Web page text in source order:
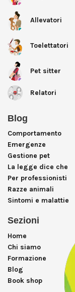
Allevatori
Toelettatori
Pet sitter
Relatori
Blog
Comportamento
Emergenze
Gestione pet
La legge dice che
Per professionisti
Razze animali
Sintomi e malattie
Sezioni
Home
Chi siamo
Formazione
Blog
Book shop